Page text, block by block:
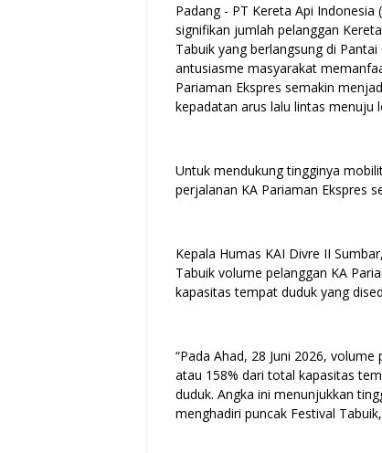
Padang - PT Kereta Api
signifikan jumlah pelanggan
Tabuik yang berlangsung di
antusiasme masyarakat
Pariaman Ekspres semakin
kepadatan arus lalu lintas menuju
Untuk mendukung tingginya
perjalanan KA Pariaman Ekspres
Kepala Humas KAI Divre II
Tabuik volume pelanggan KA
kapasitas tempat duduk yang
“Pada Ahad, 28 Juni 2026,
atau 158% dari total kapasitas
duduk. Angka ini menunjukkan
menghadiri puncak Festival